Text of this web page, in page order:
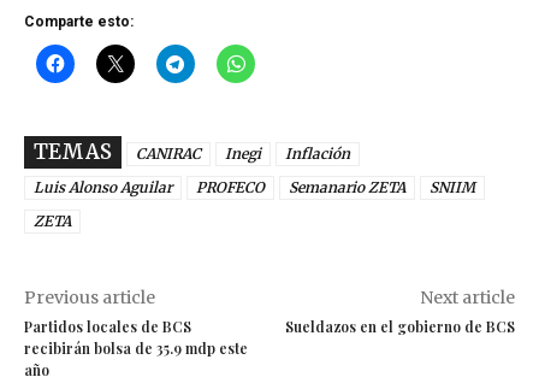
Comparte esto:
TEMAS CANIRAC Inegi
Inflación
Luis Alonso Aguilar
PROFECO Semanario ZETA
SNIIM
ZETA
Previous article
Partidos locales de BCS
recibirán bolsa de 35.9 mdp este
año
Next article
Sueldazos en el gobierno de BCS